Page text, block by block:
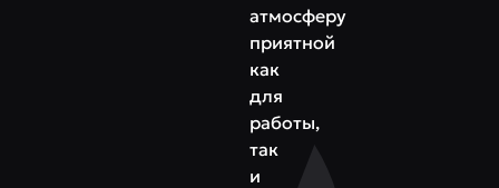
атмосферу
приятной
как
для
работы,
так
и